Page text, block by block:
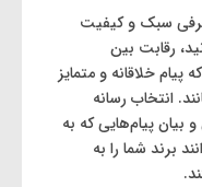
سبک و کیفیت
رقابت بین
خلاقانه و متمایز
انتخاب رسانه
بیان پیام‌هایی که به
برند شما را به